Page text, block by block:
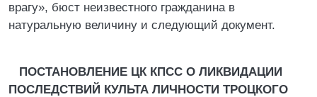
врагу», бюст неизвестного гражданина в
натуральную величину и следующий документ.
ПОСТАНОВЛЕНИЕ ЦК КПСС О ЛИКВИДАЦИИ
ПОСЛЕДСТВИЙ КУЛЬТА ЛИЧНОСТИ ТРОЦКОГО